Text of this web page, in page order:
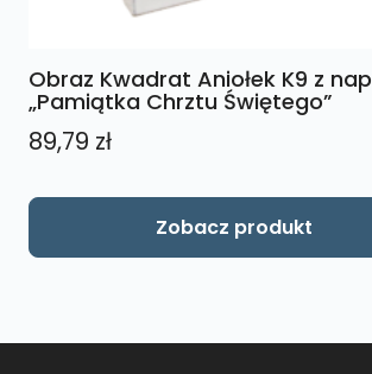
Obraz Kwadrat Aniołek K9 z
„Pamiątka Chrztu Świętego”
89,79 zł
Zobacz produkt